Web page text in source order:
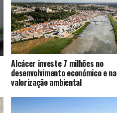
Alcácer investe 7 milhões no
desenvolvimento económico e na
valorização ambiental